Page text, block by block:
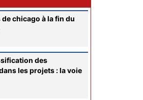
chicago à la fin du
des
les projets : la voie